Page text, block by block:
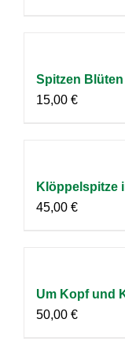
Spitzen Blüten
15,00 €
Klöppelspitze
45,00 €
Um Kopf und
50,00 €